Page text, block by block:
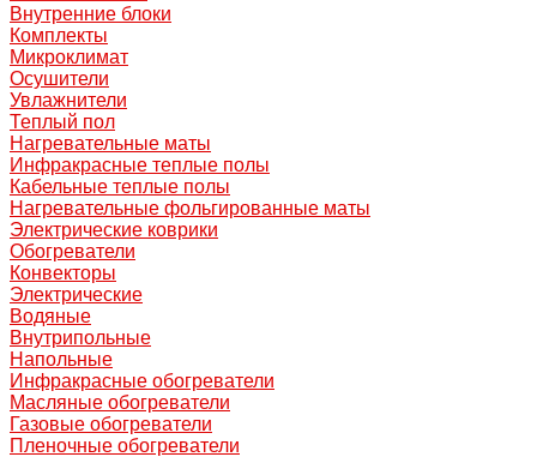
Внутренние блоки
Комплекты
Микроклимат
Осушители
Увлажнители
Теплый пол
Нагревательные маты
Инфракрасные теплые полы
Кабельные теплые полы
Нагревательные фольгированные маты
Электрические коврики
Обогреватели
Конвекторы
Электрические
Водяные
Внутрипольные
Напольные
Инфракрасные обогреватели
Масляные обогреватели
Газовые обогреватели
Пленочные обогреватели